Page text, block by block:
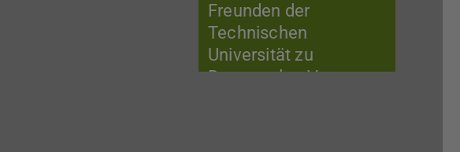
Freunden der
Technischen
Universität zu
Darmstadt e.V.